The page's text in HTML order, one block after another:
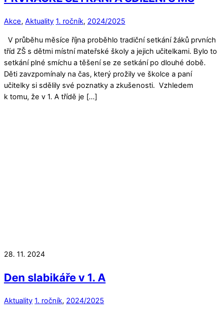
Akce, Aktuality 1. ročník, 2024/2025
V průběhu měsíce října proběhlo tradiční setkání žáků prvních
tříd ZŠ s dětmi místní mateřské školy a jejich učitelkami. Bylo to
setkání plné smíchu a těšení se ze setkání po dlouhé době.
Děti zavzpomínaly na čas, který prožily ve školce a paní
učitelky si sdělily své poznatky a zkušenosti. Vzhledem
k tomu, že v 1. A třídě je […]
28. 11. 2024
Den slabikáře v 1. A
Aktuality 1. ročník, 2024/2025